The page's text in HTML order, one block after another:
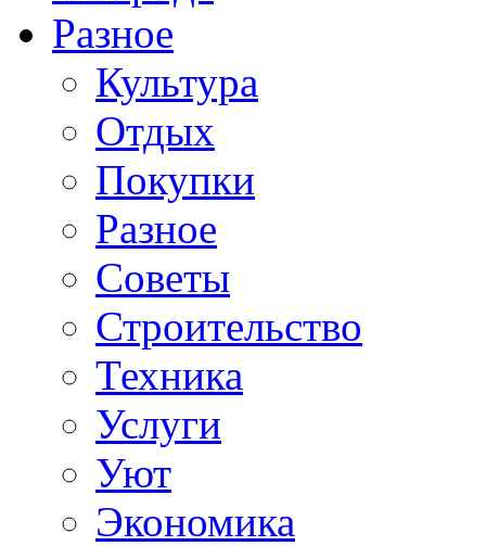
Разное
Культура
Отдых
Покупки
Разное
Советы
Строительство
Техника
Услуги
Уют
Экономика